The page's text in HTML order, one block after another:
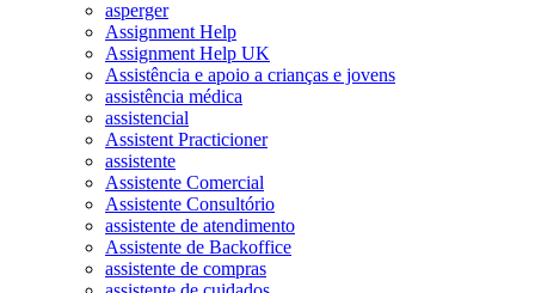
asperger
Assignment Help
Assignment Help UK
Assistência e apoio a crianças e jovens
assistência médica
assistencial
Assistent Practicioner
assistente
Assistente Comercial
Assistente Consultório
assistente de atendimento
Assistente de Backoffice
assistente de compras